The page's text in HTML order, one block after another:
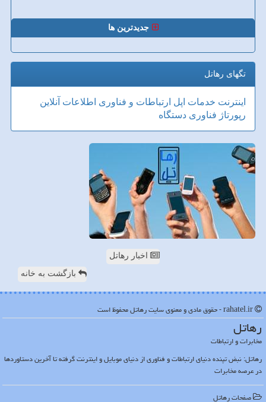
جدیدترین ها
تگهای رهاتل
اینترنت خدمات اپل ارتباطات و فناوری اطلاعات آنلاین
رپورتاژ فناوری دستگاه
اخبار رهاتل
بازگشت به خانه
رهاتل
مخابرات و ارتباطات
رهاتل: نبض تپنده دنیای ارتباطات و فناوری از دنیای موبایل و اینترنت گرفته تا آخرین دستاوردها
در عرصه مخابرات
صفحات رهاتل